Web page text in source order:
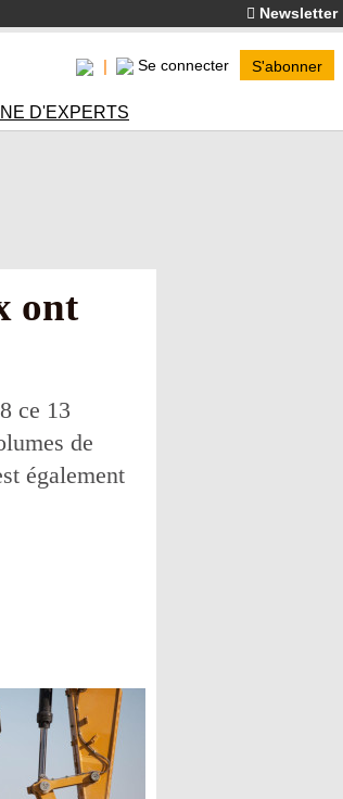
Newsletter
Se connecter S'abonner
D'EXPERTS
ont
ce 13
de
également